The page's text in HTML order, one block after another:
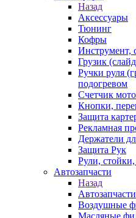
Назад
Аксессуары
Тюнинг
Кофры
Инструмент,
Грузик
Ручки руля
подогревом
Счетчик
Кнопки,
Защита
Рекламная
Держатели
Защита Рук
Рули,
Автозапчасти
Назад
Автозапчасти
Воздушные
Масляные